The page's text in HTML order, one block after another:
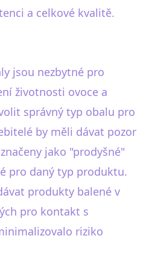
a celkové kvalitě.
jsou nezbytné pro
životnosti ovoce a
správný typ obalu pro
by měli dávat pozor
jako "prodyšné"
pro daný typ produktu.
produkty balené v
pro kontakt s
riziko